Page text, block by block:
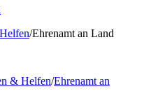
/Ehrenamt an Land
& Helfen/Ehrenamt an